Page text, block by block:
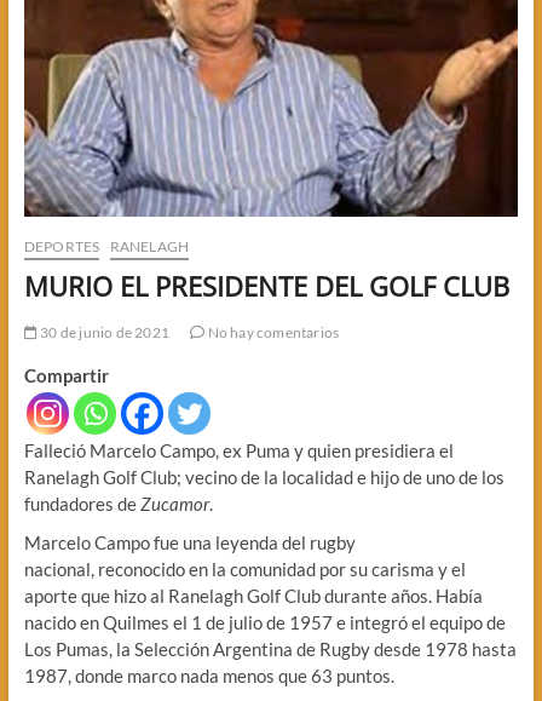
DEPORTES RANELAGH
MURIO EL PRESIDENTE DEL GOLF CLUB
30 de junio de 2021 No hay comentarios
Compartir
Falleció Marcelo Campo, ex Puma y quien presidiera el
Ranelagh Golf Club; vecino de la localidad e hijo de uno de los
fundadores de Zucamor.
Marcelo Campo fue una leyenda del rugby
nacional, reconocido en la comunidad por su carisma y el
aporte que hizo al Ranelagh Golf Club durante años. Había
nacido en Quilmes el 1 de julio de 1957 e integró el equipo de
Los Pumas, la Selección Argentina de Rugby desde 1978 hasta
1987, donde marco nada menos que 63 puntos.